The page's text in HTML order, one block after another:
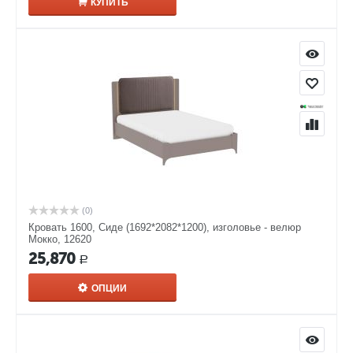
КУПИТЬ
(0)
Кровать 1600, Сиде (1692*2082*1200), изголовье - велюр
Мокко, 12620
25,870 Р
ОПЦИИ